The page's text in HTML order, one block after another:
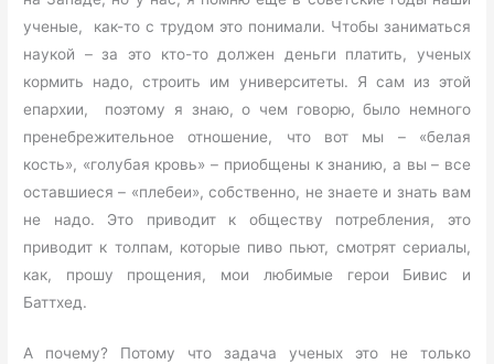
ученые, как-то с трудом это понимали. Чтобы заниматься
наукой – за это кто-то должен деньги платить, ученых
кормить надо, строить им университеты. Я сам из этой
епархии, поэтому я знаю, о чем говорю, было немного
пренебрежительное отношение, что вот мы – «белая
кость», «голубая кровь» – приобщены к знанию, а вы – все
оставшиеся – «плебеи», собственно, не знаете и знать вам
не надо. Это приводит к обществу потребления, это
приводит к толпам, которые пиво пьют, смотрят сериалы,
как, прошу прощения, мои любимые герои Бивис и
Баттхед.
А почему? Потому что задача ученых это не только